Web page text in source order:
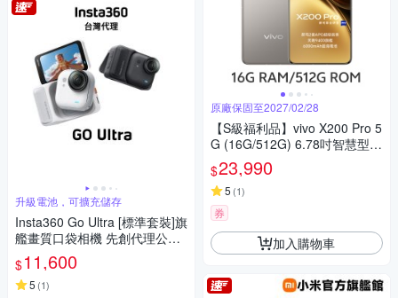
升級電池，可擴充儲存
Insta360 Go Ultra [標準套裝]旗
艦畫質口袋相機 先創代理公司
貨
$11,600
5 (1)
原廠保固至2027/02/28
【S級福利品】vivo X200 Pro 5
G (16G/512G) 6.78吋智慧型手
機
$23,990
5 (1)
券
加入購物車